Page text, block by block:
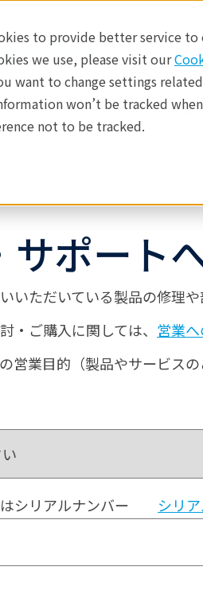
to provide better service to
we use, please visit our
want to change settings
won’t be tracked
not to be tracked.
産業分野​ 分析手
サポート
いただいている製品の修理
・ご購入に関しては、 営業
営業目的（製品やサービス
はシリアルナンバー シリ